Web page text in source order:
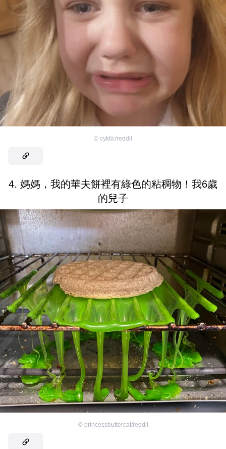
© cyktic/reddit
4. 媽媽，我的華夫餅裡有綠色的粘稠物！我6歲
的兒子
© princessbuttercat/reddit